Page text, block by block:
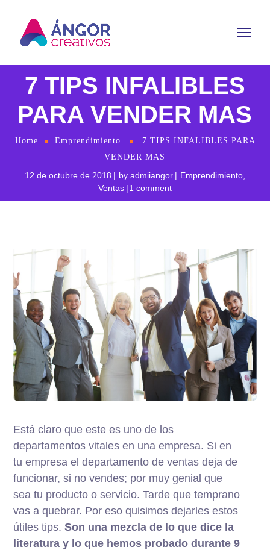
7 TIPS INFALIBLES
PARA VENDER MAS
Home Emprendimiento
7 TIPS INFALIBLES PARA
VENDER MAS
12 de octubre de 2018 by admiiangor Emprendimiento,
Ventas 1 comment
Está claro que este es uno de los
departamentos vitales en una empresa. Si en
tu empresa el departamento de ventas deja de
funcionar, si no vendes; por muy genial que
sea tu producto o servicio. Tarde que temprano
vas a quebrar. Por eso quisimos dejarles estos
útiles tips.Son una mezcla de lo que dice la
literatura y lo que hemos probado durante 9